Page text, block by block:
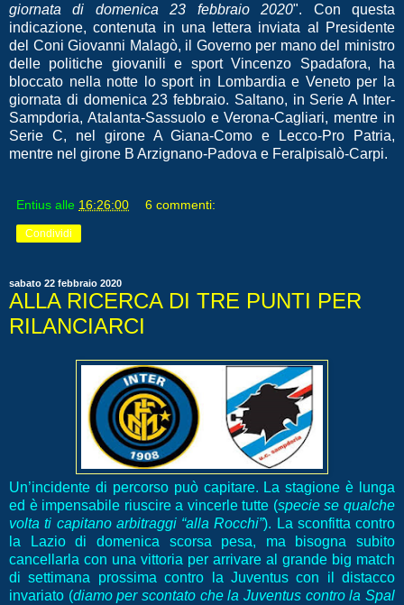
giornata di domenica 23 febbraio 2020". Con questa
indicazione, contenuta in una lettera inviata al Presidente
del Coni Giovanni Malagò, il Governo per mano del ministro
delle politiche giovanili e sport Vincenzo Spadafora, ha
bloccato nella notte lo sport in Lombardia e Veneto per la
giornata di domenica 23 febbraio. Saltano, in Serie A Inter-
Sampdoria, Atalanta-Sassuolo e Verona-Cagliari, mentre in
Serie C, nel girone A Giana-Como e Lecco-Pro Patria,
mentre nel girone B Arzignano-Padova e Feralpisalò-Carpi.
Entius alle 16:26:00 6 commenti:
Condividi
sabato 22 febbraio 2020
ALLA RICERCA DI TRE PUNTI PER
RILANCIARCI
Un’incidente di percorso può capitare. La stagione è lunga
ed è impensabile riuscire a vincerle tutte (specie se qualche
volta ti capitano arbitraggi “alla Rocchi”). La sconfitta contro
la Lazio di domenica scorsa pesa, ma bisogna subito
cancellarla con una vittoria per arrivare al grande big match
di settimana prossima contro la Juventus con il distacco
invariato (diamo per scontato che la Juventus contro la Spal